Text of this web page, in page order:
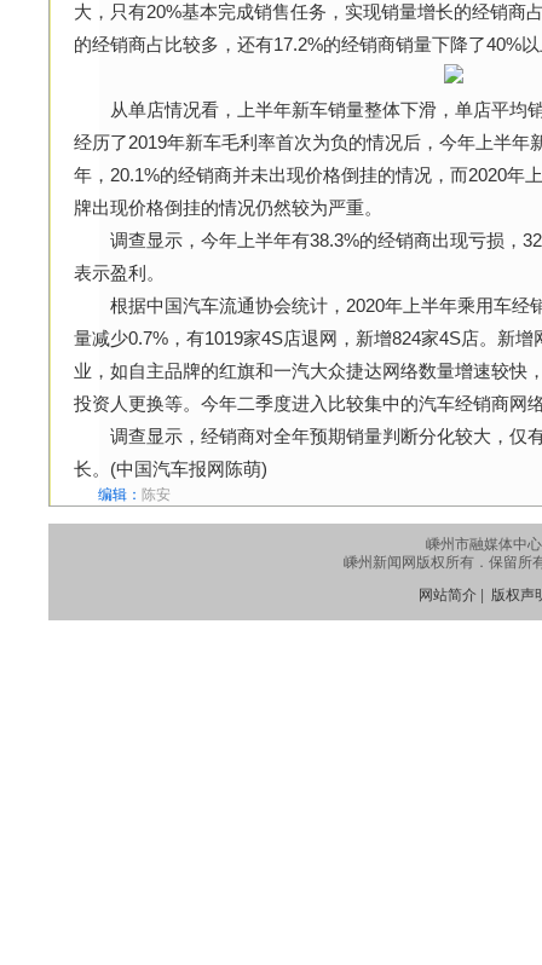
大，只有20%基本完成销售任务，实现销量增长的经销商
的经销商占比较多，还有17.2%的经销商销量下降了40%
从单店情况看，上半年新车销量整体下滑，单店平均
经历了2019年新车毛利率首次为负的情况后，今年上半年
年，20.1%的经销商并未出现价格倒挂的情况，而2020年
牌出现价格倒挂的情况仍然较为严重。
调查显示，今年上半年有38.3%的经销商出现亏损，
表示盈利。
根据中国汽车流通协会统计，2020年上半年乘用车经
量减少0.7%，有1019家4S店退网，新增824家4S店。新
业，如自主品牌的红旗和一汽大众捷达网络数量增速较快
投资人更换等。今年二季度进入比较集中的汽车经销商网
调查显示，经销商对全年预期销量判断分化较大，仅
长。(中国汽车报网陈萌)
编辑： 陈安
嵊州市融媒体中
嵊州新闻网版权所有．保留所
网站简介
版权声